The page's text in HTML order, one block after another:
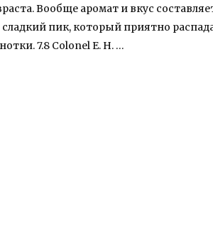
Вообще аромат и вкус
пик, который приятно
7.8 Colonel E. H. …